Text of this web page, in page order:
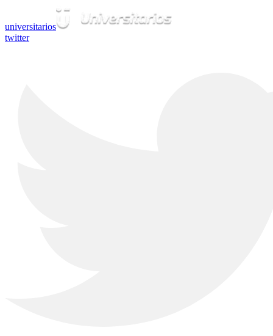
universitarios
twitter